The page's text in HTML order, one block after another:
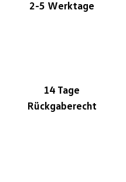
2-5 Werktage
14 Tage
Rückgaberecht